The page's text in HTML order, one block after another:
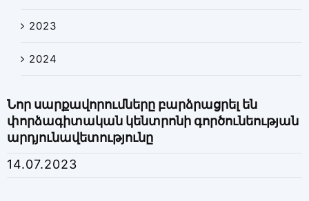
2023
2024
Նոր սարքավորումները բարձրացրել են
փորձագիտական կենտրոնի գործունեության
արդյունավետությունը
14.07.2023